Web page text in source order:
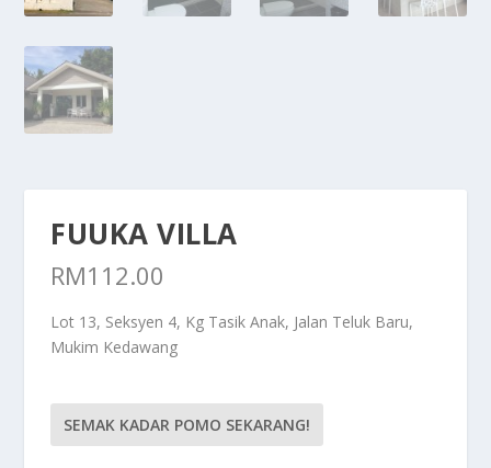
FUUKA VILLA
RM112.00
Lot 13, Seksyen 4, Kg Tasik Anak, Jalan Teluk Baru,
Mukim Kedawang
SEMAK KADAR POMO SEKARANG!